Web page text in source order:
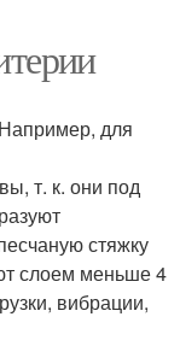
для
т. к. они под
стяжку
слоем меньше 4
вибрации,